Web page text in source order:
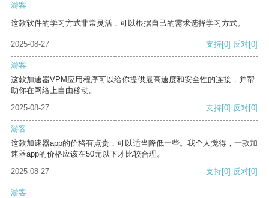
游客
这款软件的学习方式非常灵活，可以根据自己的需求选择学习方式。
2025-08-27 支持[0] 反对[0]
游客
这款加速器VPM应用程序可以给你提供最高速度和安全性的连接，并帮
助你在网络上自由移动。
2025-08-27
支持[0] 反对[0]
游客
这款加速器app的价格有点贵，可以适当降低一些。我个人觉得，一款加
速器app的价格应该在50元以下才比较合理。
2025-08-27
支持[0] 反对[0]
游客